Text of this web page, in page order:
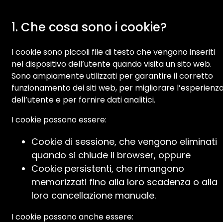
1. Che cosa sono i cookie?
I cookie sono piccoli file di testo che vengono inseriti
nel dispositivo dell’utente quando visita un sito web.
Sono ampiamente utilizzati per garantire il corretto
funzionamento dei siti web, per migliorare
dell’utente e per fornire dati analitici.
I cookie possono essere:
Cookie di sessione, che vengono eliminati
quando si chiude il browser, oppure
Cookie persistenti, che rimangono
memorizzati fino alla loro scadenza o alla
loro cancellazione manuale.
I cookie possono anche essere: